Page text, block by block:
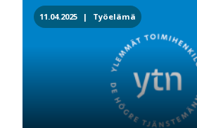
11.04.2025 | Työelämä